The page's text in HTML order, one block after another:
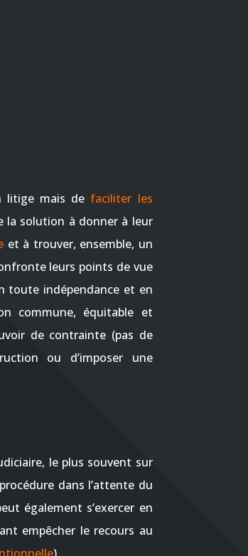
litige mais de faciliter les
la solution à donner à leur
et à trouver, ensemble, un
leurs points de vue
toute indépendance et en
commune, équitable et
de contrainte (pas de
ou d’imposer une
le plus souvent sur
dans l’attente du
également s’exercer en
empêcher le recours au